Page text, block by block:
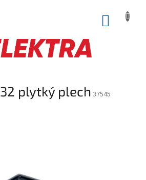
plytký plech 37545